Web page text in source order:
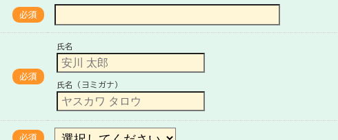
必須
必須
氏名
氏名（ヨミガナ）
必須